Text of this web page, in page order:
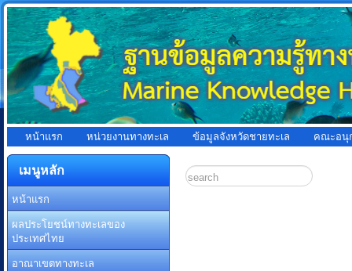
หน้าแรก หน่วยงานทางทะเล ข้อมูลจังหวัดชายทะเล คณะอนุ
เมนูหลัก
หน้าแรก
ผลประโยชน์ทางทะเลของ
ประเทศไทย
อาณาเขตทางทะเล